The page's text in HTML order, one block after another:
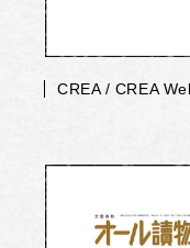
CREA / CREA